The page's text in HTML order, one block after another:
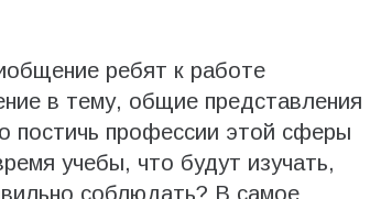
ребят к работе
в тему, общие представления
постичь профессии этой сферы
учебы, что будут изучать,
соблюдать? В самое